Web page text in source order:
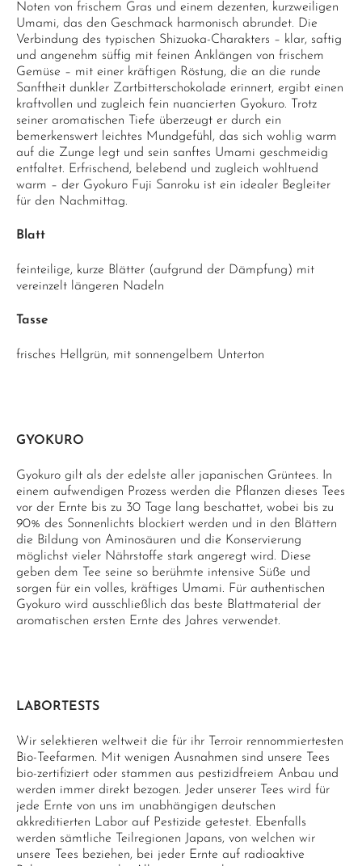
Noten von frischem Gras und einem dezenten, kurzweiligen
Umami, das den Geschmack harmonisch abrundet. Die
Verbindung des typischen Shizuoka-Charakters – klar, saftig
und angenehm süffig mit feinen Anklängen von frischem
Gemüse – mit einer kräftigen Röstung, die an die runde
Sanftheit dunkler Zartbitterschokolade erinnert, ergibt einen
kraftvollen und zugleich fein nuancierten Gyokuro. Trotz
seiner aromatischen Tiefe überzeugt er durch ein
bemerkenswert leichtes Mundgefühl, das sich wohlig warm
auf die Zunge legt und sein sanftes Umami geschmeidig
entfaltet. Erfrischend, belebend und zugleich wohltuend
warm – der Gyokuro Fuji Sanroku ist ein idealer Begleiter
für den Nachmittag.
Blatt
feinteilige, kurze Blätter (aufgrund der Dämpfung) mit
vereinzelt längeren Nadeln
Tasse
frisches Hellgrün, mit sonnengelbem Unterton
GYOKURO
Gyokuro gilt als der edelste aller japanischen Grüntees. In
einem aufwendigen Prozess werden die Pflanzen dieses Tees
vor der Ernte bis zu 30 Tage lang beschattet, wobei bis zu
90% des Sonnenlichts blockiert werden und in den Blättern
die Bildung von Aminosäuren und die Konservierung
möglichst vieler Nährstoffe stark angeregt wird. Diese
geben dem Tee seine so berühmte intensive Süße und
sorgen für ein volles, kräftiges Umami. Für authentischen
Gyokuro wird ausschließlich das beste Blattmaterial der
aromatischen ersten Ernte des Jahres verwendet.
LABORTESTS
Wir selektieren weltweit die für ihr Terroir rennommiertesten
Bio-Teefarmen. Mit wenigen Ausnahmen sind unsere Tees
bio-zertifiziert oder stammen aus pestizidfreiem Anbau und
werden immer direkt bezogen. Jeder unserer Tees wird für
jede Ernte von uns im unabhängigen deutschen
akkreditierten Labor auf Pestizide getestet. Ebenfalls
werden sämtliche Teilregionen Japans, von welchen wir
unsere Tees beziehen, bei jeder Ernte auf radioaktive